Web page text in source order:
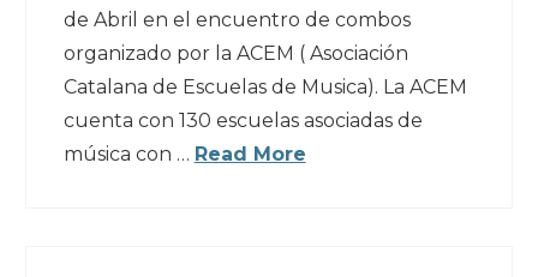
de Abril en el encuentro de combos
organizado por la ACEM ( Asociación
Catalana de Escuelas de Musica). La ACEM
cuenta con 130 escuelas asociadas de
música con … Read More